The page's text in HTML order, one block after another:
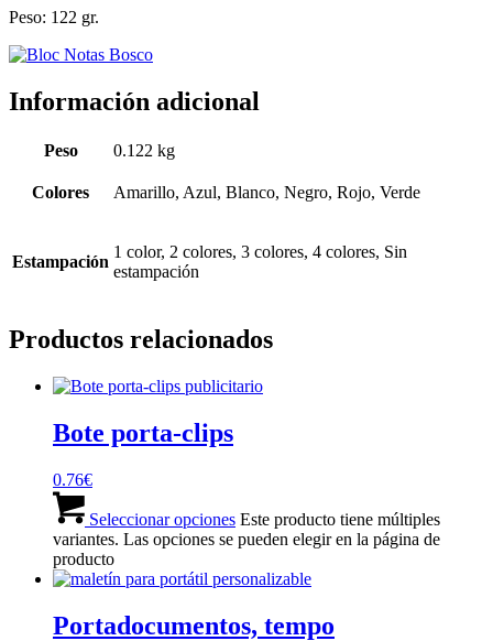
Peso: 122 gr.
Información adicional
Peso 0.122 kg
Colores Amarillo, Azul, Blanco, Negro, Rojo, Verde
Estampación
1 color, 2 colores, 3 colores, 4 colores, Sin
estampación
Productos relacionados
Bote porta-clips
0.76€
Seleccionar opciones Este producto tiene múltiples
variantes. Las opciones se pueden elegir en la página de
producto
Portadocumentos, tempo